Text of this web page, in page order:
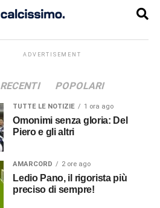
ADVERTISEMENT
RECENTI POPOLARI
TUTTE LE NOTIZIE 1 ora ago
Omonimi senza gloria: Del
Piero e gli altri
AMARCORD 2 ore ago
Ledio Pano, il rigorista più
preciso di sempre!